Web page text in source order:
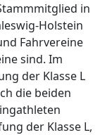
in
Holstein
Fahrvereine
sind. Im
der Klasse L
die beiden
der Klasse L,